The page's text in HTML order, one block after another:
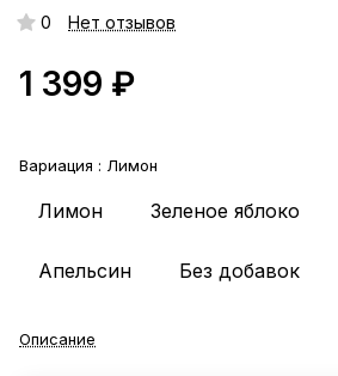
0 Нет отзывов
1 399 ₽
Вариация : Лимон
Лимон Зеленое яблоко
Апельсин Без добавок
Описание